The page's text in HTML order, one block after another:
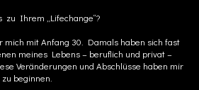
zu Ihrem „Lifechange“?
mich mit Anfang 30. Damals haben sich fast
meines Lebens – beruflich und privat –
Veränderungen und Abschlüsse haben mir
beginnen.